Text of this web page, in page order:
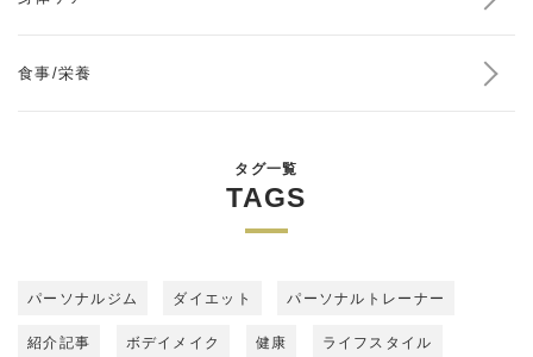
食事/栄養
タグ一覧
TAGS
パーソナルジム ダイエット パーソナルトレーナー
紹介記事 ボデイメイク 健康 ライフスタイル